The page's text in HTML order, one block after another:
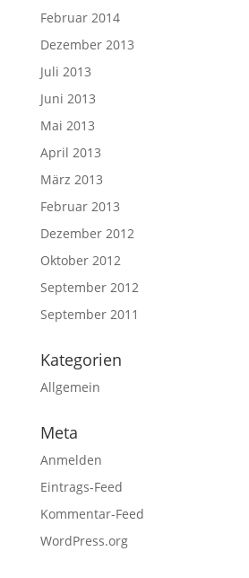
Februar 2014
Dezember 2013
Juli 2013
Juni 2013
Mai 2013
April 2013
März 2013
Februar 2013
Dezember 2012
Oktober 2012
September 2012
September 2011
Kategorien
Allgemein
Meta
Anmelden
Eintrags-Feed
Kommentar-Feed
WordPress.org